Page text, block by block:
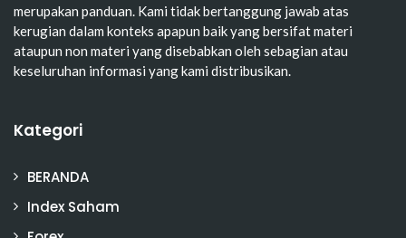
merupakan panduan. Kami tidak bertanggung jawab atas
kerugian dalam konteks apapun baik yang bersifat materi
ataupun non materi yang disebabkan oleh sebagian atau
keseluruhan informasi yang kami distribusikan.
Kategori
BERANDA
Index Saham